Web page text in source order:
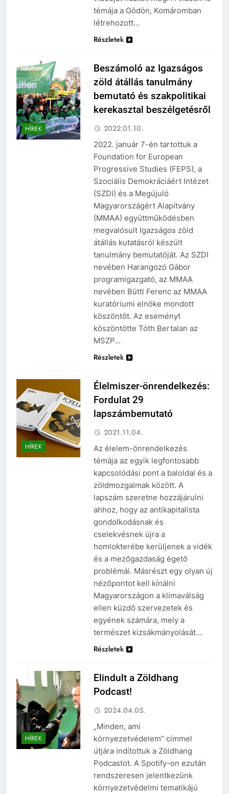
témája a Gödön, Komáromban
létrehozott…
Részletek
HÍREK
Beszámoló az Igazságos
zöld átállás tanulmány
bemutató és szakpolitikai
kerekasztal beszélgetésről
2022.01.10.
2022. január 7-én tartottuk a
Foundation for European
Progressive Studies (FEPS), a
Szociális Demokráciáért Intézet
(SZDI) és a Megújuló
Magyarországért Alapítvány
(MMAA) együttműködésben
megvalósult Igazságos zöld
átállás kutatásról készült
tanulmány bemutatóját. Az SZDI
nevében Harangozó Gábor
programigazgató, az MMAA
nevében Büttl Ferenc az MMAA
kuratóriumi elnöke mondott
köszöntőt. Az eseményt
köszöntötte Tóth Bertalan az
MSZP…
Részletek
HÍREK
Élelmiszer-önrendelkezés:
Fordulat 29
lapszámbemutató
2021.11.04.
Az élelem-önrendelkezés
témája az egyik legfontosabb
kapcsolódási pont a baloldal és a
zöldmozgalmak között. A
lapszám szeretne hozzájárulni
ahhoz, hogy az antikapitalista
gondolkodásnak és
cselekvésnek újra a
homlokterébe kerüljenek a vidék
és a mezőgazdaság égető
problémái. Másrészt egy olyan új
nézőpontot kell kínálni
Magyarországon a klímaválság
ellen küzdő szervezetek és
egyének számára, mely a
természet kizsákmányolását…
Részletek
HÍREK
Elindult a Zöldhang
Podcast!
2024.04.05.
„Minden, ami
környezetvédelem” címmel
útjára indítottuk a Zöldhang
Podcastot. A Spotify-on ezután
rendszeresen jelentkezünk
környezetvédelmi tematikájú